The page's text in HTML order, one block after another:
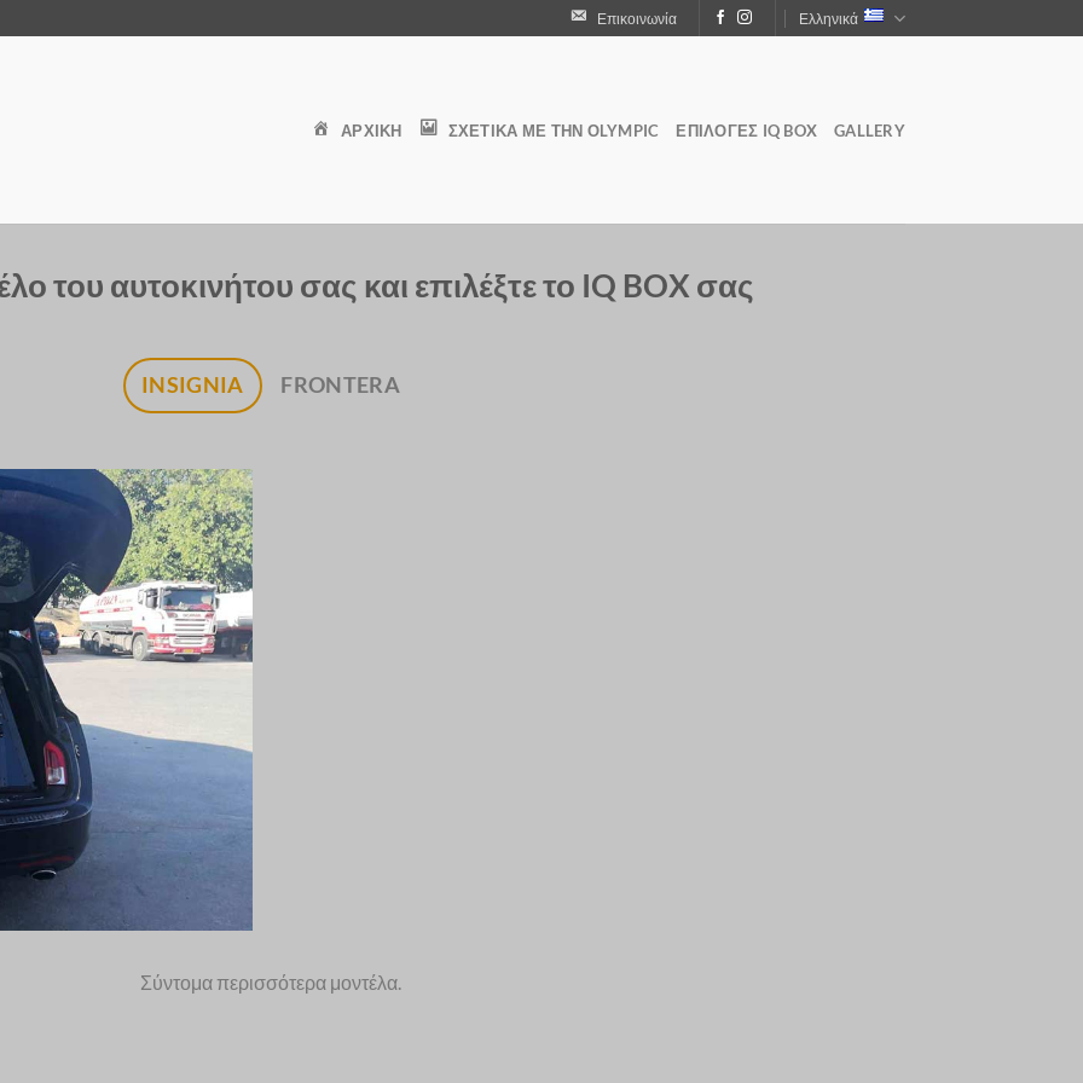
Επικοινωνία Ελληνικά
ΑΡΧΙΚΗ ΣΧΕΤΙΚΑ ΜΕ ΤΗΝ ΟLYMPIC ΕΠΙΛΟΓΕΣ IQ BOX GALLERY
του αυτοκινήτου σας και επιλέξτε το IQ BOX σας
INSIGNIA FRONTERA
Σύντομα περισσότερα μοντέλα.